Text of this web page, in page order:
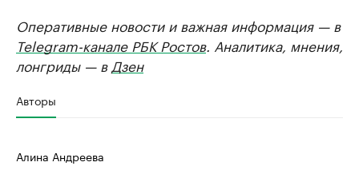
Оперативные новости и важная информация — в
Telegram-канале РБК Ростов. Аналитика, мнения,
лонгриды — в Дзен
Авторы
Алина Андреева